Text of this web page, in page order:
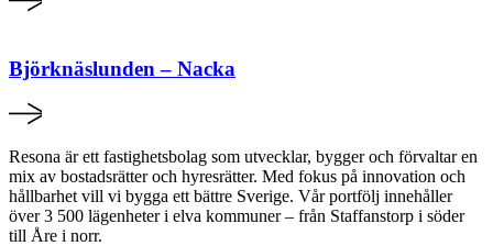
Björknäslunden – Nacka
Resona är ett fastighetsbolag som utvecklar, bygger och förvaltar en
mix av bostadsrätter och hyresrätter. Med fokus på innovation och
hållbarhet vill vi bygga ett bättre Sverige. Vår portfölj innehåller
över 3 500 lägenheter i elva kommuner – från Staffanstorp i söder
till Åre i norr.